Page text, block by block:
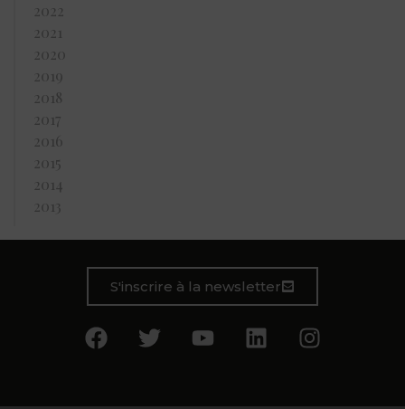
2022
2021
2020
2019
2018
2017
2016
2015
2014
2013
S'inscrire à la newsletter